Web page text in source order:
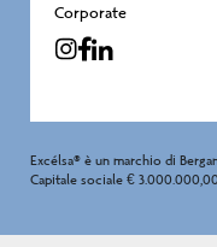
Corporate
Excélsa® è un marchio di
Capitale sociale €